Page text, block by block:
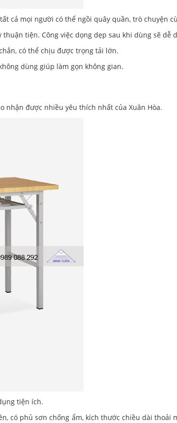
cả mọi người có thể ngồi quây quần, trò chuyện
tiện. Công việc dọng dẹp sau khi dùng sẽ dễ
có thể chịu được trọng tải lớn.
dùng giúp làm gọn không gian.
nhận được nhiều yêu thích nhất của Xuân Hòa.
tiện ích.
có phủ sơn chống ẩm, kích thước chiều dài thoải